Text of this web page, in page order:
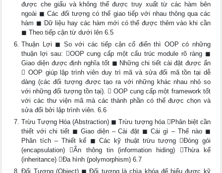
được che giấu và không thể được truy xuất từ các hàm bên
ngoài ◼ Các đối tượng có thể giao tiếp với nhau thông qua các
hàm ◼ Dữ liệu hay các hàm mới có thể được thêm vào khi cần
◼ Theo tiếp cận từ dưới lên 6.5
Thuận Lợi ◼ So với các tiếp cận cổ điển thì OOP có những
thuận lợi sau: OOP cung cấp một cấu trúc module rõ ràng ◼
Giao diện được định nghĩa tốt ◼ Những chi tiết cài đặt được ẩn
 OOP giúp lập trình viên duy trì mã và sửa đổi mã tồn tại dễ
dàng (các đối tượng được tạo ra với những khác nhau nhỏ so
với những đối tượng tồn tại).  OOP cung cấp một framework tốt
với các thư viện mã mà các thành phần có thể được chọn và
sửa đổi bởi lập trình viên. 6.6
Trừu Tượng Hóa (Abstraction) ◼ Trừu tượng hóa Phân biệt cần
thiết với chi tiết ◼ Giao diện – Cài đặt ◼ Cái gì – Thế nào ◼
Phân tích – Thiết kế ◼ Các kỹ thuật trừu tượng Đóng gói
(encapsulation) Ẩn thông tin (information hiding) Thừa kế
(inheritance) Đa hình (polymorphism) 6.7
Đối Tượng (Object) ◼ Đối tượng là chìa khóa để hiểu được kỹ